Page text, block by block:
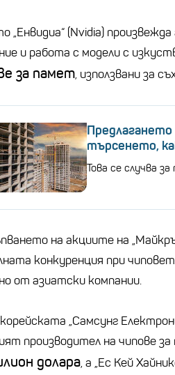
„Енвидиа“ (Nvidia)
и работа с модели с
за памет, използвани за
търсенето,
Това се случва
на акциите на
конкуренция при
от азиатски компании.
„Самсунг
производител на чипове
долара, а „Ес Кей